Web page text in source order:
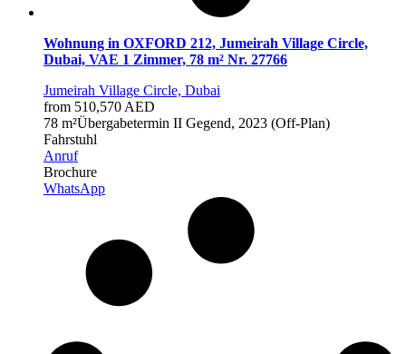
Wohnung in OXFORD 212, Jumeirah Village Circle,
Dubai, VAE 1 Zimmer, 78 m² Nr. 27766
Jumeirah Village Circle, Dubai
from 510,570 AED
78 m²Übergabetermin II Gegend, 2023 (Off-Plan)
Fahrstuhl
Anruf
Brochure
WhatsApp